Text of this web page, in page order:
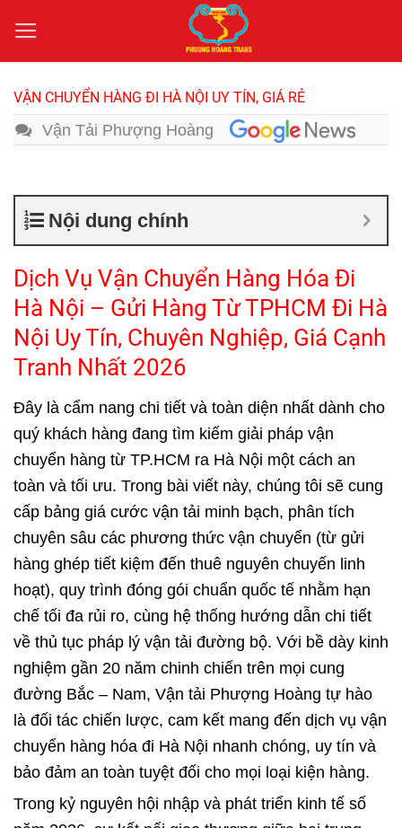
qua
nội
dung
VẬN CHUYỂN HÀNG ĐI HÀ NỘI UY TÍN, GIÁ RẺ
Vận Tải Phượng Hoàng
Nội dung chính
Dịch Vụ Vận Chuyển Hàng Hóa Đi
Hà Nội – Gửi Hàng Từ TPHCM Đi Hà
Nội Uy Tín, Chuyên Nghiệp, Giá Cạnh
Tranh Nhất 2026
Đây là cẩm nang chi tiết và toàn diện nhất dành cho
quý khách hàng đang tìm kiếm giải pháp vận
chuyển hàng từ TP.HCM ra Hà Nội một cách an
toàn và tối ưu. Trong bài viết này, chúng tôi sẽ cung
cấp bảng giá cước vận tải minh bạch, phân tích
chuyên sâu các phương thức vận chuyển (từ gửi
hàng ghép tiết kiệm đến thuê nguyên chuyến linh
hoạt), quy trình đóng gói chuẩn quốc tế nhằm hạn
chế tối đa rủi ro, cùng hệ thống hướng dẫn chi tiết
về thủ tục pháp lý vận tải đường bộ. Với bề dày kinh
nghiệm gần 20 năm chinh chiến trên mọi cung
đường Bắc – Nam, Vận tải Phượng Hoàng tự hào
là đối tác chiến lược, cam kết mang đến dịch vụ vận
chuyển hàng hóa đi Hà Nội nhanh chóng, uy tín và
bảo đảm an toàn tuyệt đối cho mọi loại kiện hàng.
Trong kỷ nguyên hội nhập và phát triển kinh tế số